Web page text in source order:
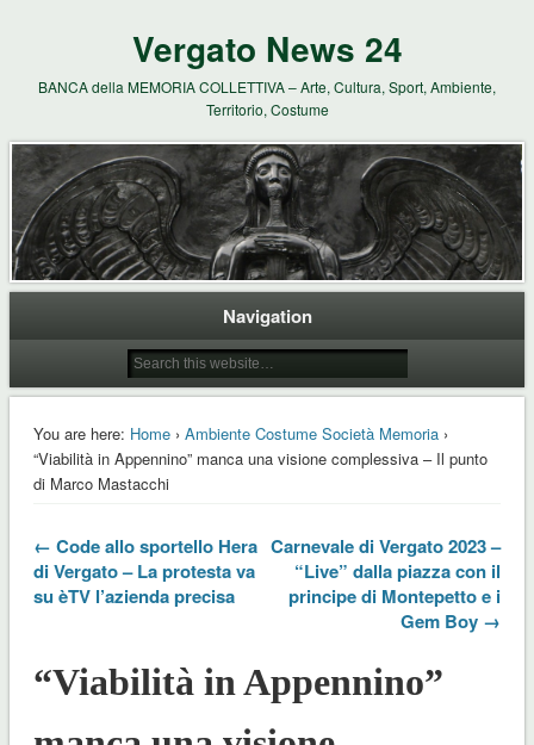
Vergato News 24
BANCA della MEMORIA COLLETTIVA – Arte, Cultura, Sport, Ambiente,
Territorio, Costume
Navigation
You are here: Home› Ambiente Costume Società Memoria›
“Viabilità in Appennino” manca una visione complessiva – Il punto
di Marco Mastacchi
← Code allo sportello Hera
di Vergato – La protesta va
su èTV l’azienda precisa
Carnevale di Vergato 2023 –
“Live” dalla piazza con il
principe di Montepetto e i
Gem Boy →
“Viabilità in Appennino”